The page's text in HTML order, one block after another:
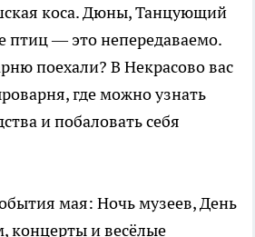
коса. Дюны, Танцующий
птиц — это непередаваемо.
поехали? В Некрасово вас
где можно узнать
и побаловать себя
мая: Ночь музеев, День
концерты и весёлые